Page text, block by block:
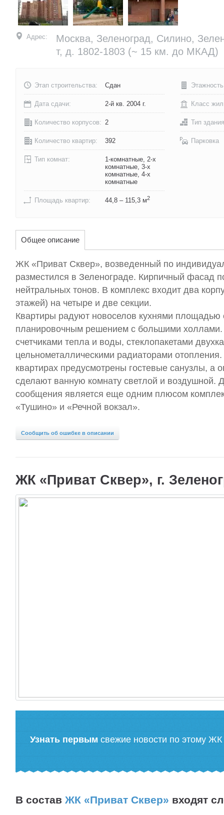
Адрес:
Москва, Зеленоград, Силино,
т, д. 1802-1803 (~ 15 км. до МКАД)
Этап строительства: Сдан
Дата сдачи: 2-й кв. 2004 г.
Количество корпусов: 2
Количество квартир: 392
Тип комнат:
1-комнатные, 2-х
комнатные, 3-х
комнатные, 4-х
комнатные
Площадь квартир: 44,8 – 115,3 м2
Этажность
Класс
Тип
Парковка
Общее описание
ЖК «Приват Сквер», возведенный по
разместился в Зеленограде. Кирпичный фасад
нейтральных тонов. В комплекс входит два
этажей) на четыре и две секции.
Квартиры радуют новоселов кухнями площадью
планировочным решением с большими
счетчиками тепла и воды, стеклопакетами
цельнометаллическими радиаторами
квартирах предусмотрены гостевые санузлы, а
сделают ванную комнату светлой и воздушной.
сообщения является еще одним плюсом
«Тушино» и «Речной вокзал».
Сообщить об ошибке в описании
ЖК «Приват Сквер», г.
Узнать первым свежие новости по этому ЖК
В состав ЖК «Приват Сквер» входят